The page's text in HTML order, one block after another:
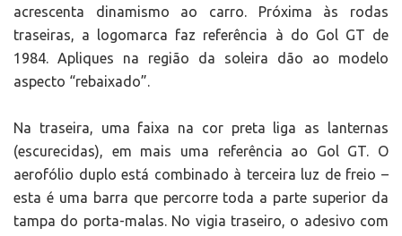
acrescenta dinamismo ao carro. Próxima às rodas
traseiras, a logomarca faz referência à do Gol GT de
1984. Apliques na região da soleira dão ao modelo
aspecto “rebaixado”.
Na traseira, uma faixa na cor preta liga as lanternas
(escurecidas), em mais uma referência ao Gol GT. O
aerofólio duplo está combinado à terceira luz de freio –
esta é uma barra que percorre toda a parte superior da
tampa do porta-malas. No vigia traseiro, o adesivo com